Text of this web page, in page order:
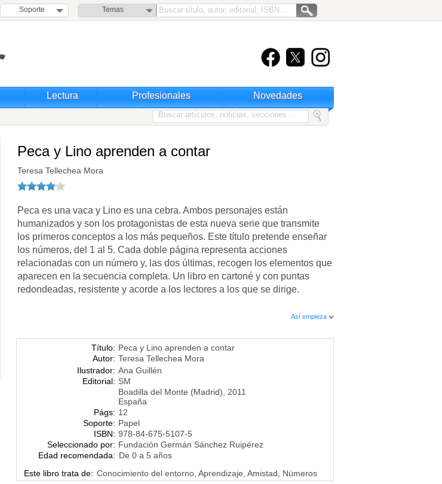
Soporte Temas
Lectura Profesionales Novedades
Peca y Lino aprenden a contar
Teresa Tellechea Mora
Peca es una vaca y Lino es una cebra. Ambos personajes están
humanizados y son los protagonistas de esta nueva serie que transmite
los primeros conceptos a los más pequeños. Este título pretende enseñar
los números, del 1 al 5. Cada doble página representa acciones
relacionadas con un número y, las dos últimas, recogen los elementos que
aparecen en la secuencia completa. Un libro en cartoné y con puntas
redondeadas, resistente y acorde a los lectores a los que se dirige.
Así empieza
Título: Peca y Lino aprenden a contar
Autor: Teresa Tellechea Mora
Ilustrador: Ana Guillén
Editorial: SM
Boadilla del Monte (Madrid), 2011
España
Págs: 12
Soporte: Papel
ISBN: 978-84-675-5107-5
Seleccionado por: Fundación Germán Sánchez Ruipérez
Edad recomendada: De 0 a 5 años
Este libro trata de: Conocimiento del entorno, Aprendizaje, Amistad, Números